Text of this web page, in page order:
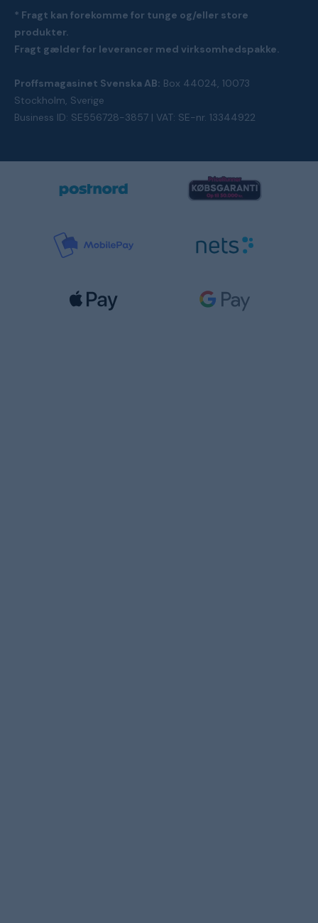
* Fragt kan forekomme for tunge og/eller store
produkter.
Fragt gælder for leverancer med virksomhedspakke.
Proffsmagasinet Svenska AB: Box 44024, 10073
Stockholm, Sverige
Business ID: SE556728-3857 | VAT: SE-nr. 13344922